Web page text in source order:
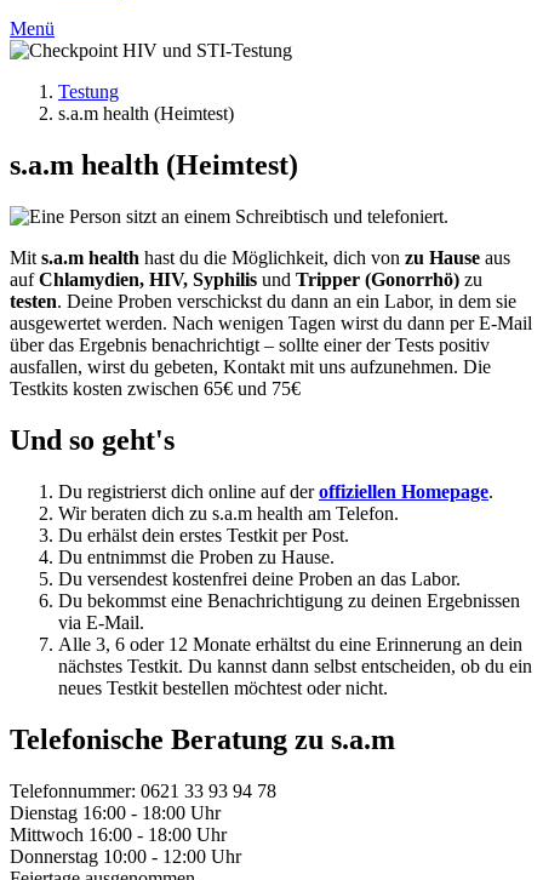
Menü
Testung
s.a.m health (Heimtest)
s.a.m health (Heimtest)
Mit s.a.m health hast du die Möglichkeit, dich von zu Hause aus
aufChlamydien, HIV, Syphilis und Tripper (Gonorrhö) zu
testen. Deine Proben verschickst du dann an ein Labor, in dem sie
ausgewertet werden. Nach wenigen Tagen wirst du dann per E-Mail
über das Ergebnis benachrichtigt – sollte einer der Tests positiv
ausfallen, wirst du gebeten, Kontakt mit uns aufzunehmen. Die
Testkits kosten zwischen 65€ und 75€
Und so geht's
Du registrierst dich online auf deroffiziellen Homepage.
Wir beraten dich zu s.a.m health am Telefon.
Du erhälst dein erstes Testkit per Post.
Du entnimmst die Proben zu Hause.
Du versendest kostenfrei deine Proben an das Labor.
Du bekommst eine Benachrichtigung zu deinen Ergebnissen
via E-Mail.
Alle 3, 6 oder 12 Monate erhältst du eine Erinnerung an dein
nächstes Testkit. Du kannst dann selbst entscheiden, ob du ein
neues Testkit bestellen möchtest oder nicht.
Telefonische Beratung zu s.a.m
Telefonnummer: 0621 33 93 94 78
Dienstag 16:00 - 18:00 Uhr
Mittwoch 16:00 - 18:00 Uhr
Donnerstag 10:00 - 12:00 Uhr